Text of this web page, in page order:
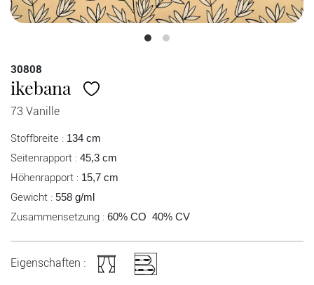
30808
ikebana
73 Vanille
Stoffbreite : 134 cm
Seitenrapport : 45,3 cm
Höhenrapport : 15,7 cm
Gewicht : 558 g/ml
Zusammensetzung : 60% CO 40% CV
Eigenschaften :